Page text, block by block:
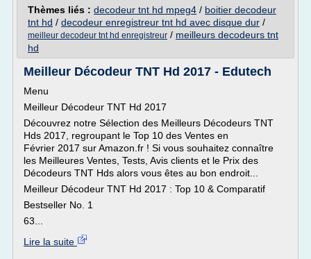
Thèmes liés : decodeur tnt hd mpeg4 / boitier decodeur
tnt hd / decodeur enregistreur tnt hd avec disque dur /
meilleur decodeur tnt hd enregistreur / meilleurs decodeurs tnt
hd
Meilleur Décodeur TNT Hd 2017 - Edutech
Menu
Meilleur Décodeur TNT Hd 2017
Découvrez notre Sélection des Meilleurs Décodeurs TNT
Hds 2017, regroupant le Top 10 des Ventes en
Février 2017 sur Amazon.fr ! Si vous souhaitez connaître
les Meilleures Ventes, Tests, Avis clients et le Prix des
Décodeurs TNT Hds alors vous êtes au bon endroit...
Meilleur Décodeur TNT Hd 2017 : Top 10 & Comparatif
Bestseller No. 1
63...
Lire la suite